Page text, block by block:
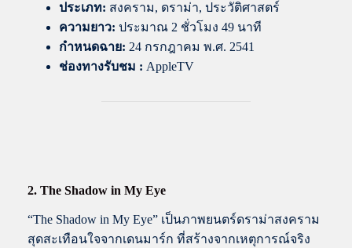
ประเภท: สงคราม, ดราม่า, ประวัติศาสตร์
ความยาว: ประมาณ 2 ชั่วโมง 49 นาที
กำหนดฉาย: 24 กรกฎาคม พ.ศ. 2541
ช่องทางรับชม : AppleTV
2. The Shadow in My Eye
“The Shadow in My Eye” เป็นภาพยนตร์ดราม่าสงคราม
สุดสะเทือนใจจากเดนมาร์ก ที่สร้างจากเหตุการณ์จริง